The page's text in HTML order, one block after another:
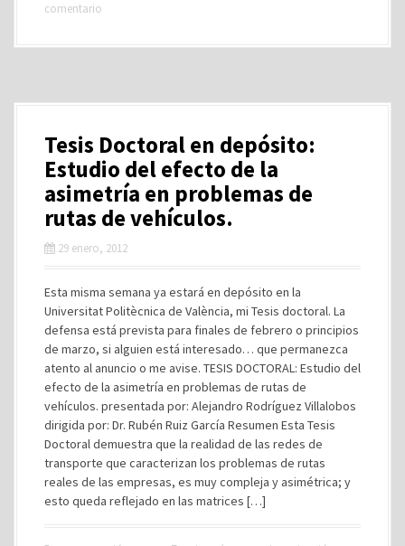
comentario
Tesis Doctoral en depósito:
Estudio del efecto de la
asimetría en problemas de
rutas de vehículos.
29 enero, 2012
Esta misma semana ya estará en depósito en la
Universitat Politècnica de València, mi Tesis doctoral. La
defensa está prevista para finales de febrero o principios
de marzo, si alguien está interesado… que permanezca
atento al anuncio o me avise. TESIS DOCTORAL: Estudio del
efecto de la asimetría en problemas de rutas de
vehículos. presentada por: Alejandro Rodríguez Villalobos
dirigida por: Dr. Rubén Ruiz García Resumen Esta Tesis
Doctoral demuestra que la realidad de las redes de
transporte que caracterizan los problemas de rutas
reales de las empresas, es muy compleja y asimétrica; y
esto queda reflejado en las matrices […]